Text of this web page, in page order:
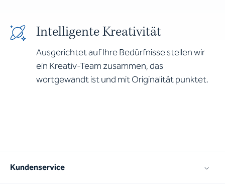
Intelligente Kreativität
Ausgerichtet auf Ihre Bedürfnisse stellen wir
ein Kreativ-Team zusammen, das
wortgewandt ist und mit Originalität punktet.
Kundenservice